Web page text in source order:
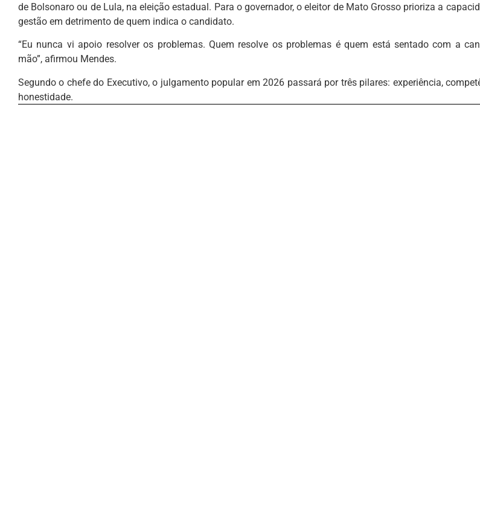
de Bolsonaro ou de Lula, na eleição estadual. Para o governador, o eleitor de Mato Grosso prioriza a
gestão em detrimento de quem indica o candidato.
“Eu nunca vi apoio resolver os problemas. Quem resolve os problemas é quem está sentado com a
mão”, afirmou Mendes.
Segundo o chefe do Executivo, o julgamento popular em 2026 passará por três pilares: experiência,
honestidade.